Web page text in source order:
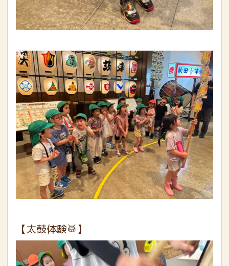
【太鼓体験🥁】